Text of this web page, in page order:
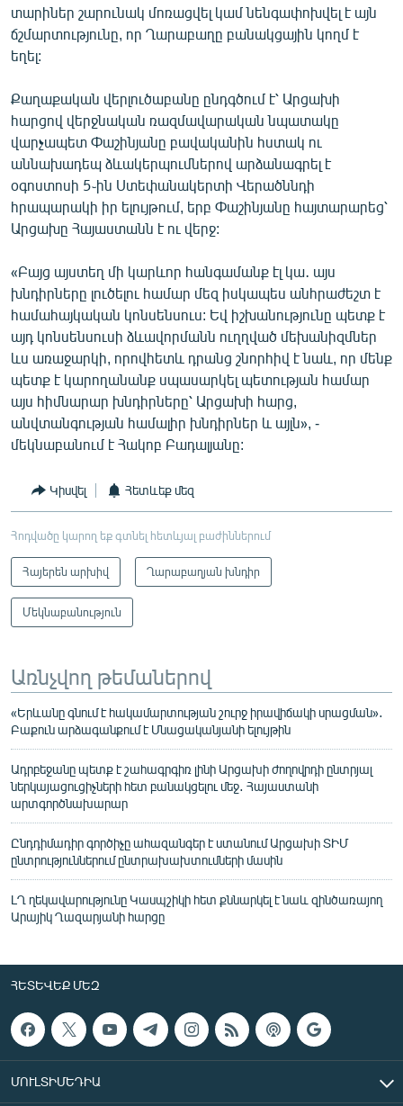
տարիներ շարունակ մոռացվել կամ նենգափոխվել է այն
ճշմարտությունը, որ Ղարաբաղը բանակցային կողմ է
եղել:
Քաղաքական վերլուծաբանը ընդգծում է՝ Արցախի
հարցով վերջնական ռազմավարական նպատակը
վարչապետ Փաշինյանը բավականին հստակ ու
աննախադեպ ձևակերպումներով արձանագրել է
օգոստոսի 5֊ին Ստեփանակերտի Վերածննդի
հրապարակի իր ելույթում, երբ Փաշինյանը հայտարարեց՝
Արցախը Հայաստանն է ու վերջ:
«Բայց այստեղ մի կարևոր հանգամանք էլ կա․ այս
խնդիրները լուծելու համար մեզ իսկապես անհրաժեշտ է
համահայկական կոնսենսուս: Եվ իշխանությունը պետք է
այդ կոնսենսուսի ձևավորմանն ուղղված մեխանիզմներ
ևս առաջարկի, որովհետև դրանց շնորհիվ է նաև, որ մենք
պետք է կարողանանք սպասարկել պետության համար
այս հիմնարար խնդիրները՝ Արցախի հարց,
անվտանգության համալիր խնդիրներ և այլն», -
մեկնաբանում է Հակոբ Բադալյանը:
Կիսվել Հետևեք մեզ
Հոդվածը կարող եք գտնել հետևյալ բաժիններում
Հայերեն արխիվ Ղարաբաղյան խնդիր
Մեկնաբանություն
Առնչվող թեմաներով
«Երևանը գնում է հակամարտության շուրջ իրավիճակի սրացման»․
Բաքուն արձագանքում է Մնացականյանի ելույթին
Ադրբեջանը պետք է շահագրգիռ լինի Արցախի ժողովրդի ընտրյալ
ներկայացուցիչների հետ բանակցելու մեջ․ Հայաստանի
արտգործնախարար
Ընդդիմադիր գործիչը ահազանգեր է ստանում Արցախի ՏԻՄ
ընտրություններում ընտրախախտումների մասին
ԼՂ ղեկավարությունը Կասպշիկի հետ քննարկել է նաև զինծառայող
Արայիկ Ղազարյանի հարցը
ՀԵՏԵՎԵՔ ՄԵԶ
ՄՈՒԼՏԻՄԵԴԻԱ